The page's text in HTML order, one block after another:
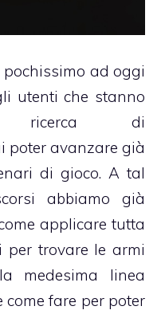
ad oggi
utenti che stanno
ricerca di
poter avanzare già
di gioco. A tal
abbiamo già
applicare tutta
trovare le armi
medesima linea
fare per poter